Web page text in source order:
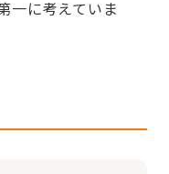
一に考えていま